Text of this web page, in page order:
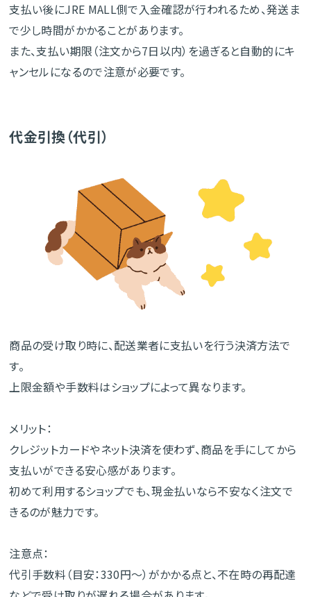
支払い後にJRE MALL側で入金確認が行われるため、発送ま
で少し時間がかかることがあります。
また、支払い期限（注文から7日以内）を過ぎると自動的にキ
ャンセルになるので注意が必要です。
代金引換（代引）
商品の受け取り時に、配送業者に支払いを行う決済方法で
す。
上限金額や手数料はショップによって異なります。
メリット：
クレジットカードやネット決済を使わず、商品を手にしてから
支払いができる安心感があります。
初めて利用するショップでも、現金払いなら不安なく注文で
きるのが魅力です。
注意点：
代引手数料（目安：330円〜）がかかる点と、不在時の再配達